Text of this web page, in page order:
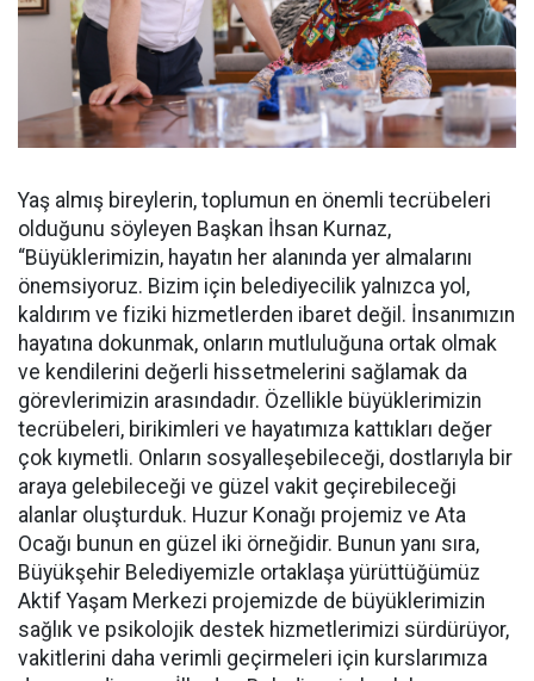
Yaş almış bireylerin, toplumun en önemli tecrübeleri
olduğunu söyleyen Başkan İhsan Kurnaz,
“Büyüklerimizin, hayatın her alanında yer almalarını
önemsiyoruz. Bizim için belediyecilik yalnızca yol,
kaldırım ve fiziki hizmetlerden ibaret değil. İnsanımızın
hayatına dokunmak, onların mutluluğuna ortak olmak
ve kendilerini değerli hissetmelerini sağlamak da
görevlerimizin arasındadır. Özellikle büyüklerimizin
tecrübeleri, birikimleri ve hayatımıza kattıkları değer
çok kıymetli. Onların sosyalleşebileceği, dostlarıyla bir
araya gelebileceği ve güzel vakit geçirebileceği
alanlar oluşturduk. Huzur Konağı projemiz ve Ata
Ocağı bunun en güzel iki örneğidir. Bunun yanı sıra,
Büyükşehir Belediyemizle ortaklaşa yürüttüğümüz
Aktif Yaşam Merkezi projemizde de büyüklerimizin
sağlık ve psikolojik destek hizmetlerimizi sürdürüyor,
vakitlerini daha verimli geçirmeleri için kurslarımıza